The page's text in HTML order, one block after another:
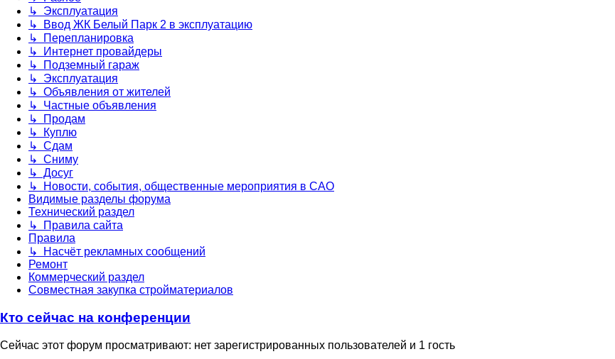
↳ Эксплуатация
↳ Ввод ЖК Белый Парк 2 в эксплуатацию
↳ Перепланировка
↳ Интернет провайдеры
↳ Подземный гараж
↳ Эксплуатация
↳ Объявления от жителей
↳ Частные объявления
↳ Продам
↳ Куплю
↳ Сдам
↳ Сниму
↳ Досуг
↳ Новости, события, общественные мероприятия в САО
Видимые разделы форума
Технический раздел
↳ Правила сайта
Правила
↳ Насчёт рекламных сообщений
Ремонт
Коммерческий раздел
Совместная закупка стройматериалов
Кто сейчас на конференции
Сейчас этот форум просматривают: нет зарегистрированных пользователей и 1 гость